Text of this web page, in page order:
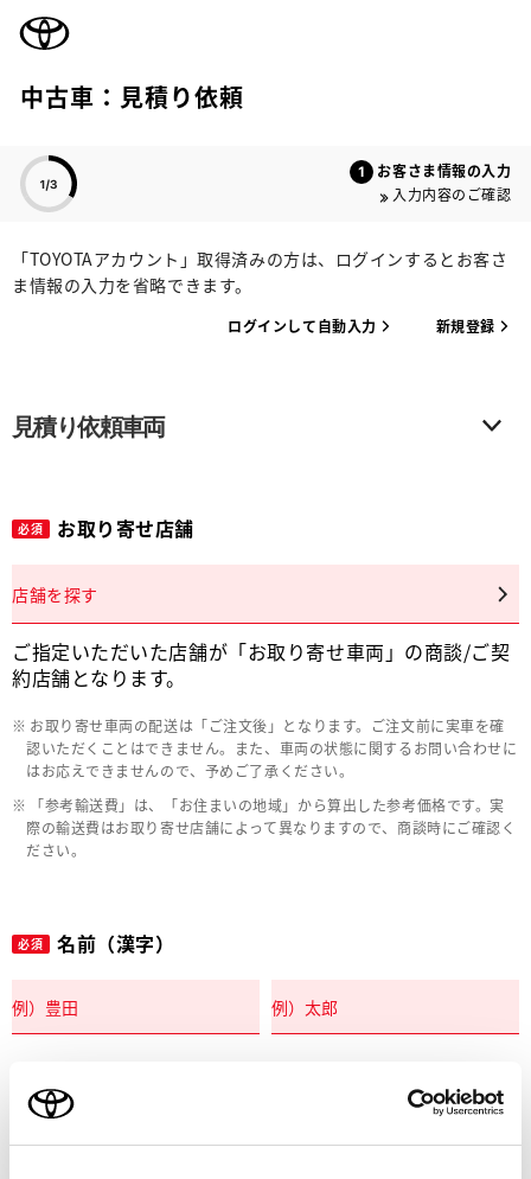
中古車：見積り依頼
お客さま情報の入力
入力内容のご確認
「TOYOTAアカウント」取得済みの方は、ログインするとお客さ
ま情報の入力を省略できます。
ログインして自動入力 新規登録
見積り依頼車両
必須 お取り寄せ店舗
店舗を探す
ご指定いただいた店舗が「お取り寄せ車両」の商談/ご契
約店舗となります。
お取り寄せ車両の配送は「ご注文後」となります。ご注文前に実車を確
認いただくことはできません。また、車両の状態に関するお問い合わせに
はお応えできませんので、予めご了承ください。
「参考輸送費」は、「お住まいの地域」から算出した参考価格です。実
際の輸送費はお取り寄せ店舗によって異なりますので、商談時にご確認く
ださい。
必須 名前（漢字）
必須 名前（カナ）